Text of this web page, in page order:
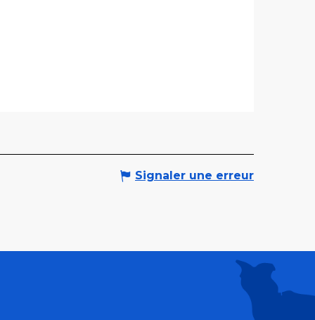
Signaler une erreur